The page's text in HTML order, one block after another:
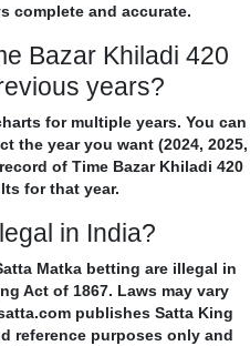
complete and accurate.
Bazar Khiladi 420
years?
for multiple years. You can
the year you want (2024, 2025,
of Time Bazar Khiladi 420
for that year.
in India?
Matka betting are illegal in
Act of 1867. Laws may vary
publishes Satta King
reference purposes only and